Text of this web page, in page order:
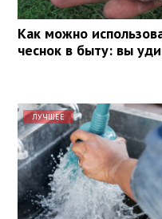
Как можно
чеснок в быту: вы
ЛУЧШЕЕ